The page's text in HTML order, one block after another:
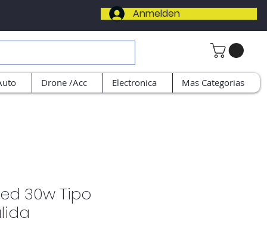
Anmelden
Drone /Acc Electronica Mas Categorias
30w Tipo